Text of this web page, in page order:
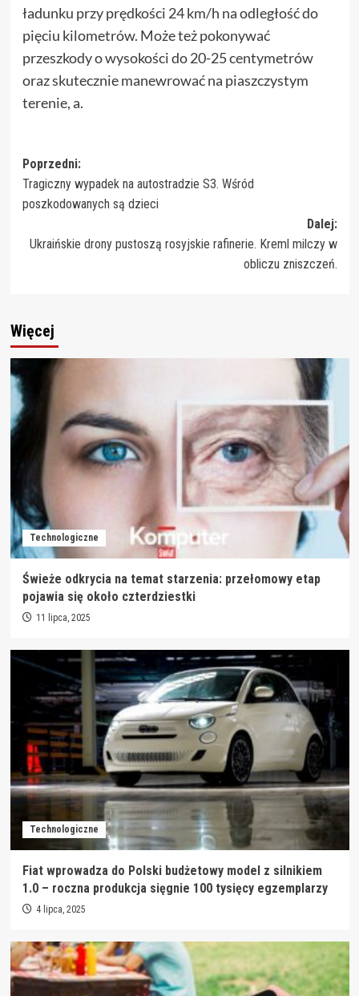
ładunku przy prędkości 24 km/h na odległość do
pięciu kilometrów. Może też pokonywać
przeszkody o wysokości do 20-25 centymetrów
oraz skutecznie manewrować na piaszczystym
terenie, a.
Zobacz
wpisy
Poprzedni:
Tragiczny wypadek na autostradzie S3. Wśród
poszkodowanych są dzieci
Dalej:
Ukraińskie drony pustoszą rosyjskie rafinerie. Kreml milczy w
obliczu zniszczeń.
Więcej
Technologiczne
Świeże odkrycia na temat starzenia: przełomowy etap
pojawia się około czterdziestki
11 lipca, 2025
Technologiczne
Fiat wprowadza do Polski budżetowy model z silnikiem
1.0 – roczna produkcja sięgnie 100 tysięcy egzemplarzy
4 lipca, 2025